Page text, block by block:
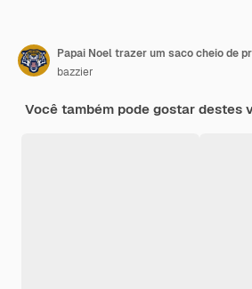
Papai Noel trazer um saco cheio de
bazzier
Você também pode gostar destes